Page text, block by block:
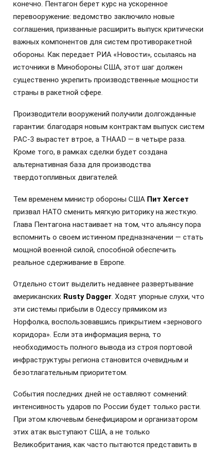
конечно. Пентагон берет курс на ускоренное
перевооружение: ведомство заключило новые
соглашения, призванные расширить выпуск критически
важных компонентов для систем противоракетной
обороны. Как передает РИА «Новости», ссылаясь на
источники в Минобороны США, этот шаг должен
существенно укрепить производственные мощности
страны в ракетной сфере.
Производители вооружений получили долгожданные
гарантии: благодаря новым контрактам выпуск систем
PAC-3 вырастет втрое, а THAAD — в четыре раза.
Кроме того, в рамках сделки будет создана
альтернативная база для производства
твердотопливных двигателей.
Тем временем министр обороны США Пит Хегсет
призвал НАТО сменить мягкую риторику на жесткую.
Глава Пентагона настаивает на том, что альянсу пора
вспомнить о своем истинном предназначении — стать
мощной военной силой, способной обеспечить
реальное сдерживание в Европе.
Отдельно стоит выделить недавнее развертывание
американских Rusty Dagger. Ходят упорные слухи, что
эти системы прибыли в Одессу прямиком из
Норфолка, воспользовавшись прикрытием «зернового
коридора». Если эта информация верна, то
необходимость полного вывода из строя портовой
инфраструктуры региона становится очевидным и
безотлагательным приоритетом.
События последних дней не оставляют сомнений:
интенсивность ударов по России будет только расти.
При этом ключевым бенефициаром и организатором
этих атак выступают США, а не только
Великобритания, как часто пытаются представить в